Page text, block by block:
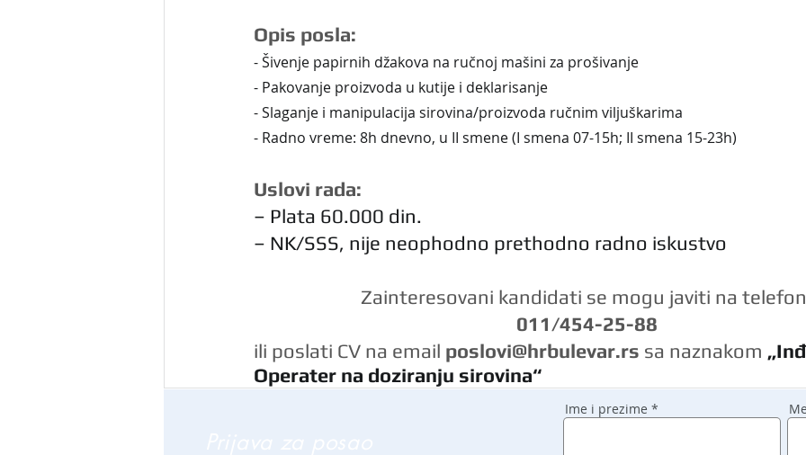
Opis posla:
- Šivenje papirnih džakova na ručnoj mašini za prošivanje
- Pakovanje proizvoda u kutije i deklarisanje
- Slaganje i manipulacija sirovina/proizvoda ručnim viljuškarima
- Radno vreme: 8h dnevno, u II smene (I smena 07-15h; II smena 15-23h)
Uslovi rada:
– Plata 60.000 din.
– NK/SSS, nije neophodno prethodno radno iskustvo
Zainteresovani kandidati se mogu javiti na
011/454-25-88
ili poslati CV na email poslovi@hrbulevar.rs sa naznakom
Operater na doziranju sirovina“
Ime i prezime